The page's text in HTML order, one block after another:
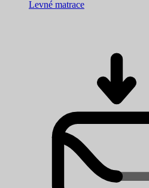
Levné matrace